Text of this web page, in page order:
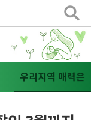
우리지역 매력은